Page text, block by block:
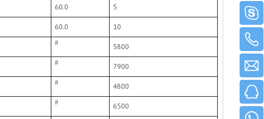
60.0 5
60.0 10
# 5800
# 7900
# 4800
# 6500